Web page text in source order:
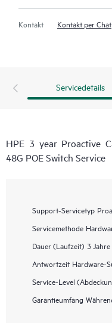
Kontakt Kontakt per Chat
Servicedetails
HPE 3 year Proactive
48G POE Switch Service
Support-Servicetyp
Servicemethode
Dauer (Laufzeit) 3 Jahre
Antwortzeit Hardware-
Service-Level
Garantieumfang